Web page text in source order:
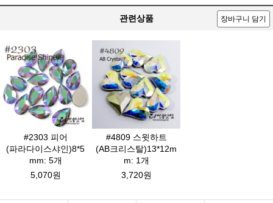
관련상품 장바구니 담기
#2303 피어
(파라다이스샤인)8*5
mm: 5개
5,070원
#4809 스윗하트
(AB크리스탈)13*12m
m: 1개
3,720원